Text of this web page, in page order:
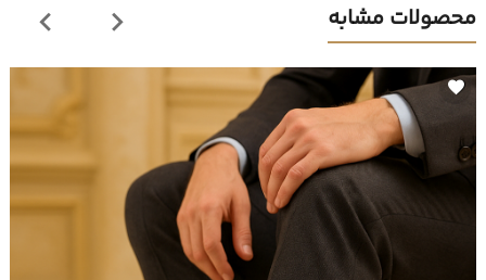
محصولات مشابه